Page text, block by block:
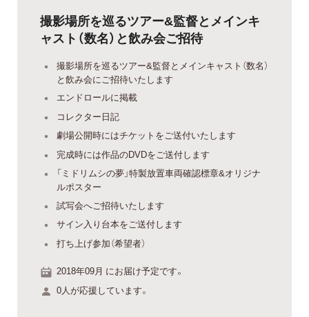
撮影場所を巡るツアー&監督とメインキ
ャスト（数名）と飲み会ご招待
撮影場所を巡るツアー&監督とメインキャスト（数名）
と飲み会にご招待いたします
エンドロールに掲載
コレクター日記
劇場公開時にはチケットをご送付いたします
完成時には作品のDVDをご送付します
「ミドリムシの夢」特製放置車両確認標章&オリジナ
ルポスター
試写会へご招待いたします
サイン入り台本をご送付します
打ち上げ参加（希望者）
2018年09月 にお届け予定です。
0人が応援しています。